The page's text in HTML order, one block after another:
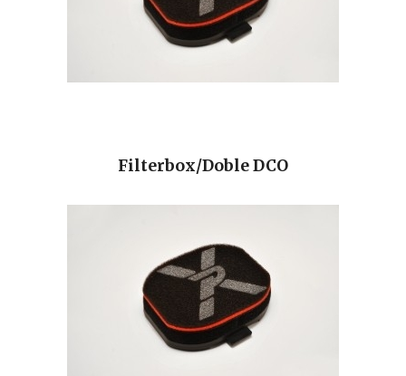
Filterbox/Doble DCO